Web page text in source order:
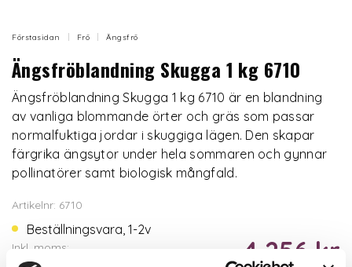
Förstasidan Frö Ängsfrö
Ängsfröblandning Skugga 1 kg 6710
Ängsfröblandning Skugga 1 kg 6710 är en blandning
av vanliga blommande örter och gräs som passar
normalfuktiga jordar i skuggiga lägen. Den skapar
färgrika ängsytor under hela sommaren och gynnar
pollinatörer samt biologisk mångfald.
Artikelnr: 6710
Beställningsvara, 1-2v
Inkl. moms: 4 256 kr